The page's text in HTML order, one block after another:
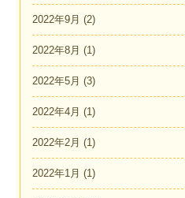
2022年9月 (2)
2022年8月 (1)
2022年5月 (3)
2022年4月 (1)
2022年2月 (1)
2022年1月 (1)